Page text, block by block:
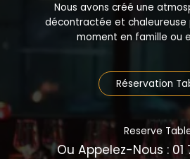
Nous avons créé une
décontractée et chaleureuse
moment en famille ou
Réservation
Reserve
Ou Appelez-Nous : 01